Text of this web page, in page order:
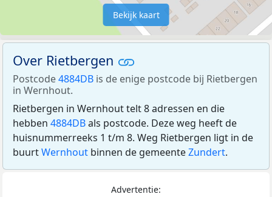
Bekijk kaart
Over Rietbergen
Postcode4884DB is de enige postcode bij Rietbergen
in Wernhout.
Rietbergen in Wernhout telt 8 adressen en die
hebben 4884DBals postcode. Deze weg heeft de
huisnummerreeks 1 t/m 8. Weg Rietbergen ligt in de
buurtWernhout binnen de gemeenteZundert.
Advertentie: